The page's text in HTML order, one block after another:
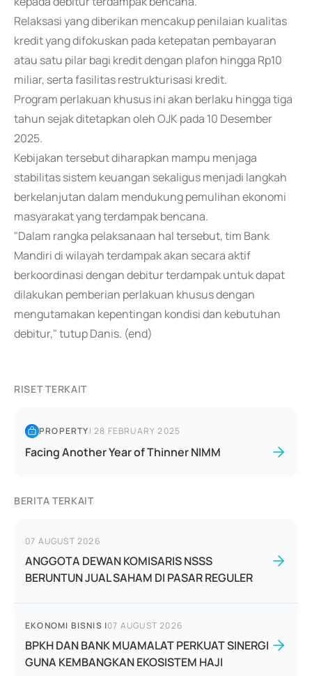
Relaksasi yang diberikan mencakup penilaian kualitas
kredit yang difokuskan pada ketepatan pembayaran
atau satu pilar bagi kredit dengan plafon hingga Rp10
miliar, serta fasilitas restrukturisasi kredit.
Program perlakuan khusus ini akan berlaku hingga tiga
tahun sejak ditetapkan oleh OJK pada 10 Desember
2025.
Kebijakan tersebut diharapkan mampu menjaga
stabilitas sistem keuangan sekaligus menjadi langkah
berkelanjutan dalam mendukung pemulihan ekonomi
masyarakat yang terdampak bencana.
"Dalam rangka pelaksanaan hal tersebut, tim Bank
Mandiri di wilayah terdampak akan secara aktif
berkoordinasi dengan debitur terdampak untuk dapat
dilakukan pemberian perlakuan khusus dengan
mengutamakan kepentingan kondisi dan kebutuhan
debitur," tutup Danis. (end)
RISET TERKAIT
PROPERTY|28 FEBRUARY 2025
Facing Another Year of Thinner NIMM
BERITA TERKAIT
07 AUGUST 2026
ANGGOTA DEWAN KOMISARIS NSSS
BERUNTUN JUAL SAHAM DI PASAR REGULER
EKONOMI BISNIS |07 AUGUST 2026
BPKH DAN BANK MUAMALAT PERKUAT SINERGI
GUNA KEMBANGKAN EKOSISTEM HAJI